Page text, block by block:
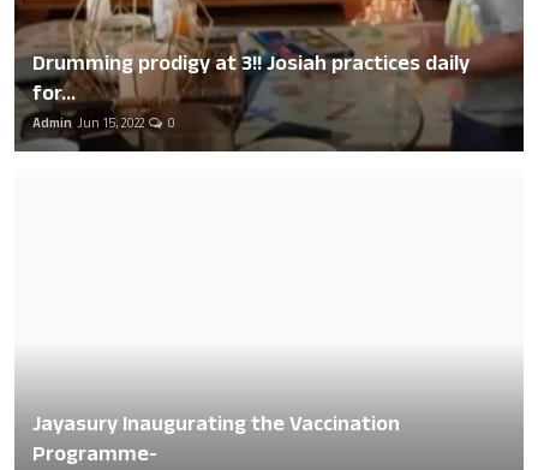
Drumming prodigy at 3!! Josiah practices daily
for...
Admin Jun 15, 2022 0
Jayasury Inaugurating the Vaccination
Programme-